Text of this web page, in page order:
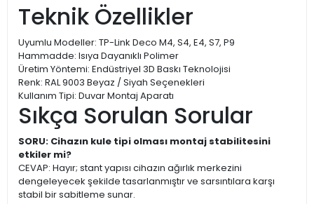
Teknik Özellikler
Uyumlu Modeller: TP-Link Deco M4, S4, E4, S7, P9
Hammadde: Isıya Dayanıklı Polimer
Üretim Yöntemi: Endüstriyel 3D Baskı Teknolojisi
Renk: RAL 9003 Beyaz / Siyah Seçenekleri
Kullanım Tipi: Duvar Montaj Aparatı
Sıkça Sorulan Sorular
SORU: Cihazın kule tipi olması montaj stabilitesini
etkiler mi?
CEVAP: Hayır; stant yapısı cihazın ağırlık merkezini
dengeleyecek şekilde tasarlanmıştır ve sarsıntılara karşı
stabil bir sabitleme sunar.